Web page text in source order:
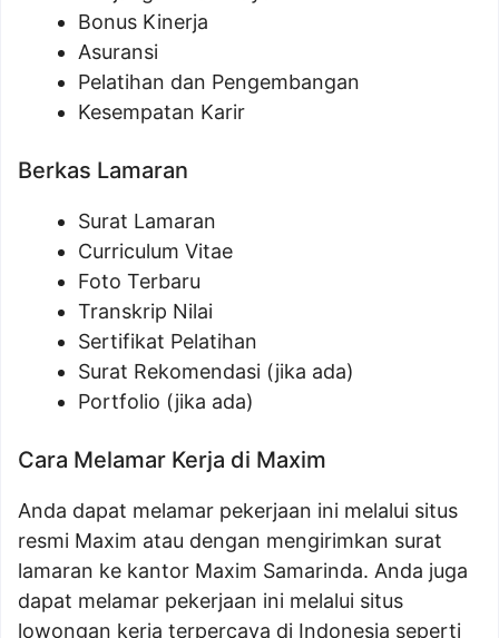
Bonus Kinerja
Asuransi
Pelatihan dan Pengembangan
Kesempatan Karir
Berkas Lamaran
Surat Lamaran
Curriculum Vitae
Foto Terbaru
Transkrip Nilai
Sertifikat Pelatihan
Surat Rekomendasi (jika ada)
Portfolio (jika ada)
Cara Melamar Kerja di Maxim
Anda dapat melamar pekerjaan ini melalui situs
resmi Maxim atau dengan mengirimkan surat
lamaran ke kantor Maxim Samarinda. Anda juga
dapat melamar pekerjaan ini melalui situs
lowongan kerja terpercaya di Indonesia seperti